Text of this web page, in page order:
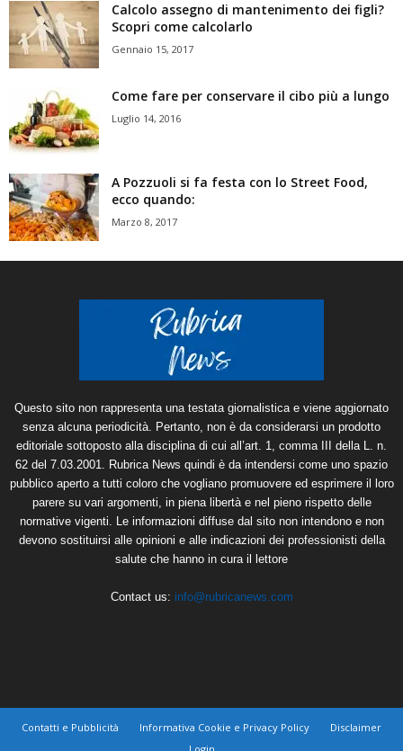
Calcolo assegno di mantenimento dei figli?
Scopri come calcolarlo
Gennaio 15, 2017
Come fare per conservare il cibo più a lungo
Luglio 14, 2016
A Pozzuoli si fa festa con lo Street Food,
ecco quando:
Marzo 8, 2017
Questo sito non rappresenta una testata giornalistica e viene aggiornato
senza alcuna periodicità. Pertanto, non è da considerarsi un prodotto
editoriale sottoposto alla disciplina di cui all’art. 1, comma III della L. n.
62 del 7.03.2001. Rubrica News quindi è da intendersi come uno spazio
pubblico aperto a tutti coloro che vogliano promuovere ed esprimere il loro
parere su vari argomenti, in piena libertà e nel pieno rispetto delle
normative vigenti. Le informazioni diffuse dal sito non intendono e non
devono sostituirsi alle opinioni e alle indicazioni dei professionisti della
salute che hanno in cura il lettore
Contact us: info@rubricanews.com
Contatti e Pubblicità Informativa Cookie e Privacy Policy
Disclaimer